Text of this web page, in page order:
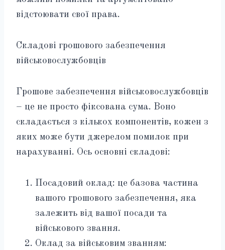
відстоювати свої права.
Складові грошового забезпечення
військовослужбовців
Грошове забезпечення військовослужбовців
– це не просто фіксована сума. Воно
складається з кількох компонентів, кожен з
яких може бути джерелом помилок при
нарахуванні. Ось основні складові:
Посадовий оклад: це базова частина
вашого грошового забезпечення, яка
залежить від вашої посади та
військового звання.
Оклад за військовим званням: